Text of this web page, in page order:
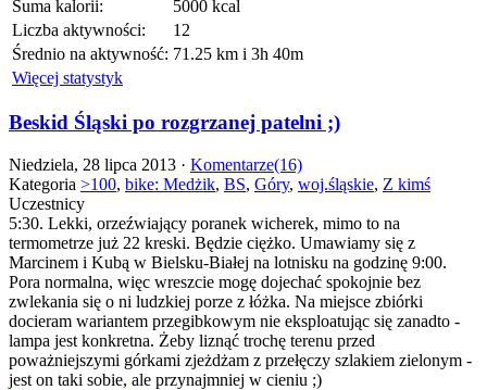
Suma kalorii:
5000 kcal
Liczba aktywności:
12
Średnio na aktywność: 71.25 km i 3h 40m
Więcej statystyk
Beskid Śląski po rozgrzanej patelni ;)
Niedziela, 28 lipca 2013 · Komentarze(16)
Kategoria >100, bike: Medżik, BS, Góry, woj.śląskie, Z kimś
Uczestnicy
5:30. Lekki, orzeźwiający poranek wicherek, mimo to na
termometrze już 22 kreski. Będzie ciężko. Umawiamy się z
Marcinem i Kubą w Bielsku-Białej na lotnisku na godzinę 9:00.
Pora normalna, więc wreszcie mogę dojechać spokojnie bez
zwlekania się o ni ludzkiej porze z łóżka. Na miejsce zbiórki
docieram wariantem przegibkowym nie eksploatując się zanadto -
lampa jest konkretna. Żeby liznąć trochę terenu przed
poważniejszymi górkami zjeżdżam z przełęczy szlakiem zielonym -
jest on taki sobie, ale przynajmniej w cieniu ;)